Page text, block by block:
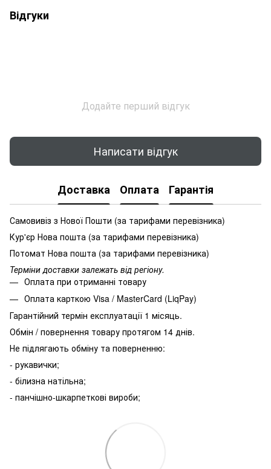
Відгуки
Додайте перший відгук
Написати відгук
Доставка Оплата Гарантія
Самовивіз з Нової Пошти (за тарифами перевізника)
Кур'єр Нова пошта (за тарифами перевізника)
Потомат Нова пошта (за тарифами перевізника)
Терміни доставки залежать від регіону.
Оплата при отриманні товару
Оплата карткою Visa / MasterCard (LiqPay)
Гарантійний термін експлуатації 1 місяць.
Обмін / повернення товару протягом 14 днів.
Не підлягають обміну та поверненню:
- рукавички;
- білизна натільна;
- панчішно-шкарпеткові вироби;